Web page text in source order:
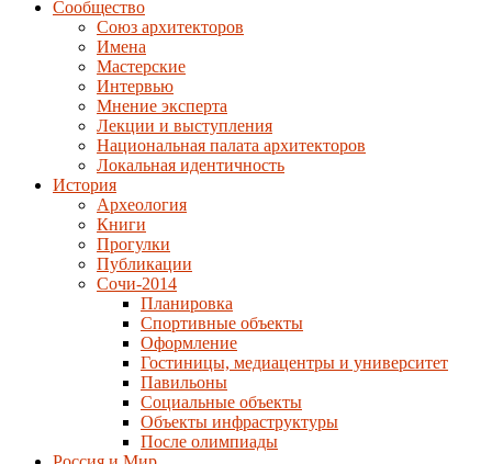
Сообщество
Союз архитекторов
Имена
Мастерские
Интервью
Мнение эксперта
Лекции и выступления
Национальная палата архитекторов
Локальная идентичность
История
Археология
Книги
Прогулки
Публикации
Сочи-2014
Планировка
Спортивные объекты
Оформление
Гостиницы, медиацентры и университет
Павильоны
Социальные объекты
Объекты инфраструктуры
После олимпиады